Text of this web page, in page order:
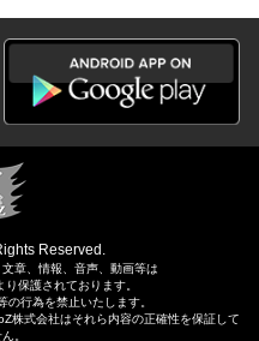
Reserved.
章、情報、音声、動画等は
り保護されております。
行為を禁止いたします。
株式会社はそれら内容の正確性を保証して
。